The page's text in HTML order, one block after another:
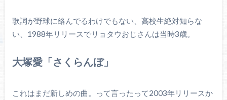
歌詞が野球に絡んでるわけでもない、高校生絶対知らな
い、1988年リリースでリョタウおじさんは当時3歳。
大塚愛「さくらんぼ」
これはまだ新しめの曲。って言ったって2003年リリースか